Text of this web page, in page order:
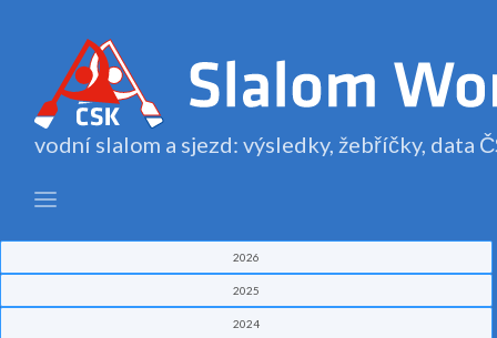
vodní slalom a sjezd: výsledky, žebříčky, data
2026
2025
2024